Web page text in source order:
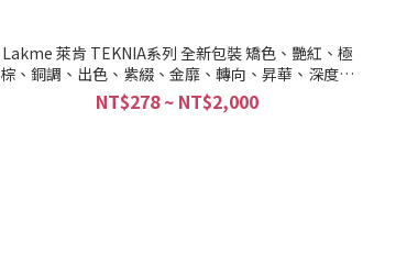
Lakme 萊肯 TEKNIA系列 全新包裝 矯色、艷紅、極
棕、銅調、出色、紫綴、金靡、轉向、昇華、深度、
直覺、蛻變洗髮精 300ml / 1000ml + 押頭
NT$278 ~ NT$2,000